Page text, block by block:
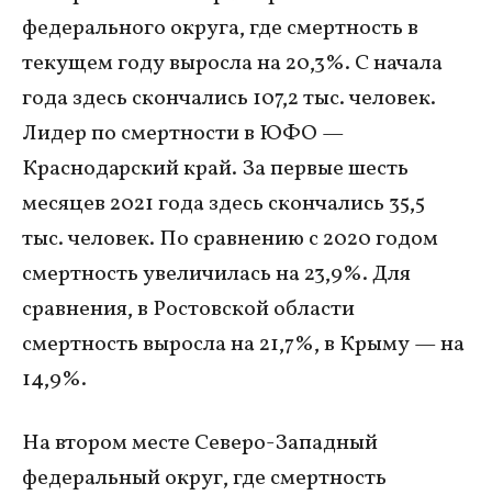
федерального округа, где смертность в
текущем году выросла на 20,3%. С начала
года здесь скончались 107,2 тыс. человек.
Лидер по смертности в ЮФО —
Краснодарский край. За первые шесть
месяцев 2021 года здесь скончались 35,5
тыс. человек. По сравнению с 2020 годом
смертность увеличилась на 23,9%. Для
сравнения, в Ростовской области
смертность выросла на 21,7%, в Крыму — на
14,9%.
На втором месте Северо-Западный
федеральный округ, где смертность